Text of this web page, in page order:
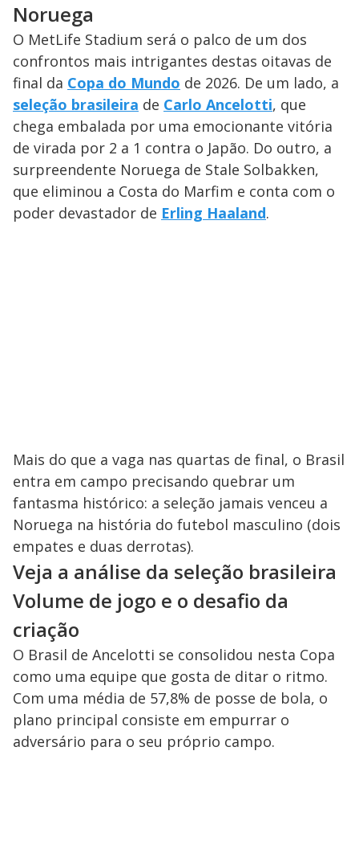
Noruega
O MetLife Stadium será o palco de um dos
confrontos mais intrigantes destas oitavas de
final da Copa do Mundo de 2026. De um lado, a
seleção brasileira de Carlo Ancelotti, que
chega embalada por uma emocionante vitória
de virada por 2 a 1 contra o Japão. Do outro, a
surpreendente Noruega de Stale Solbakken,
que eliminou a Costa do Marfim e conta com o
poder devastador de Erling Haaland.
Mais do que a vaga nas quartas de final, o Brasil
entra em campo precisando quebrar um
fantasma histórico: a seleção jamais venceu a
Noruega na história do futebol masculino (dois
empates e duas derrotas).
Veja a análise da seleção brasileira
Volume de jogo e o desafio da
criação
O Brasil de Ancelotti se consolidou nesta Copa
como uma equipe que gosta de ditar o ritmo.
Com uma média de 57,8% de posse de bola, o
plano principal consiste em empurrar o
adversário para o seu próprio campo.